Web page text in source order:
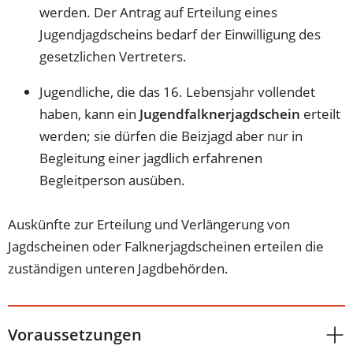
werden. Der Antrag auf Erteilung eines
Jugendjagdscheins bedarf der Einwilligung des
gesetzlichen Vertreters.
Jugendliche, die das 16. Lebensjahr vollendet
haben, kann ein Jugendfalknerjagdschein erteilt
werden; sie dürfen die Beizjagd aber nur in
Begleitung einer jagdlich erfahrenen
Begleitperson ausüben.
Auskünfte zur Erteilung und Verlängerung von
Jagdscheinen oder Falknerjagdscheinen erteilen die
zuständigen unteren Jagdbehörden.
Voraussetzungen